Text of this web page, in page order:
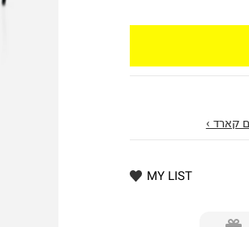
קארד ›
MY LIST